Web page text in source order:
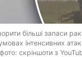
більші запаси
інтенсивних
фото: скріншоти з